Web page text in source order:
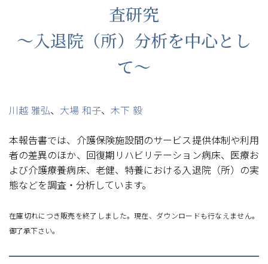
査研究
〜入退院（所）分析を中心とし
て〜
川越 雅弘、 大場 和子、 木下 毅
本報告書では、介護保険施設間のサービス提供体制や利用
者の差異のほか、回復期リハビリテーション病床、医療お
よび介護療養病床、老健、特養における入退院（所）の実
態などを調査・分析しています。
在庫切れにつき販売を終了しました。現在、ダウンロードも行なえません。
御了承下さい。